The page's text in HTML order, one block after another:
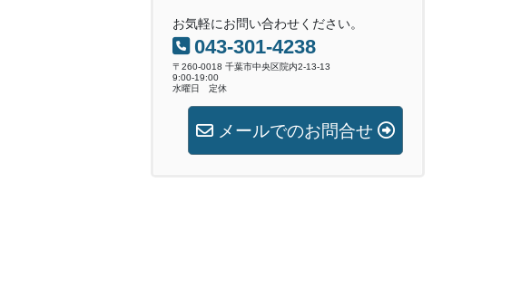
お気軽にお問い合わせください。
043-301-4238
〒260-0018 千葉市中央区院内2-13-13
9:00-19:00
水曜日 定休
メールでのお問合せ